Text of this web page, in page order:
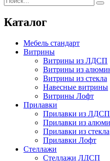
Каталог
Мебель стандарт
Витрины
Витрины из ЛДСП
Витрины из
Витрины из стекла
Навесные витрины
Витрины Лофт
Прилавки
Прилавки из ЛДСП
Прилавки из
Прилавки из стекла
Прилавки Лофт
Стеллажи
Стеллажи ЛДСП